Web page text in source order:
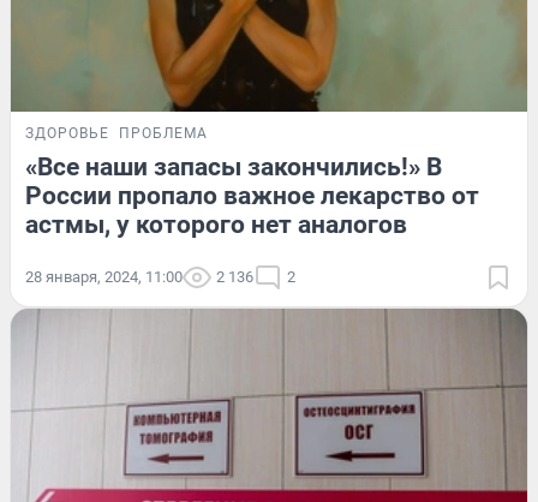
ЗДОРОВЬЕ ПРОБЛЕМА
«Все наши запасы закончились!» В
России пропало важное лекарство от
астмы, у которого нет аналогов
28 января, 2024, 11:00 2 136 2